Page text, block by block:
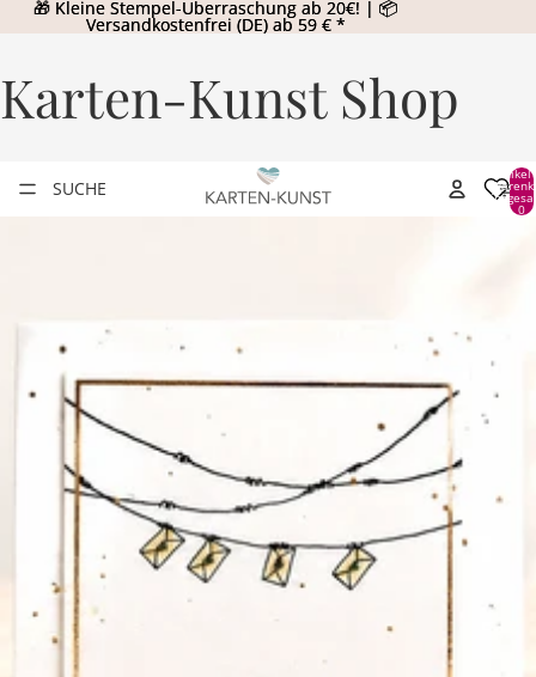
🎁 Kleine Stempel-Überraschung ab 20€! | 📦
Versandkostenfrei (DE) ab 59 € *
🎁 Kleine Stempel-Überraschung ab 20€! | 📦
Versandkostenfrei (DE) ab 59 € *
Karten-Kunst Shop
SUCHE
Artikel
0